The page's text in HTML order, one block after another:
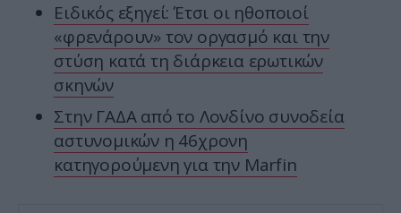
Ειδικός εξηγεί: Έτσι οι ηθοποιοί
«φρενάρουν» τον οργασμό και την
στύση κατά τη διάρκεια ερωτικών
σκηνών
Στην ΓΑΔΑ από το Λονδίνο συνοδεία
αστυνομικών η 46χρονη
κατηγορούμενη για την Marfin